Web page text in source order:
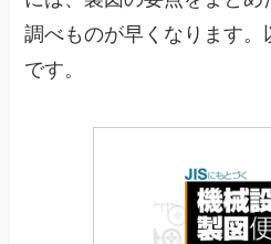
調べものが早くなります
です。